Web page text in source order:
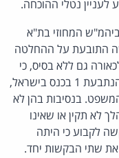
נטלי ההוכחה.
דינו של ביהמ"ש המחוזי בת"א
התובעת על ההחלטה
גם ללא בסיס, כי
ניסיונה של התובעת לבצע המצאה לנציג הנתבעת 1 בכנס בישראל,
בנסיבות בהן לא
לא תקין או שאינו
לקבוע כי היתה
את שתי הבקשות יחד.